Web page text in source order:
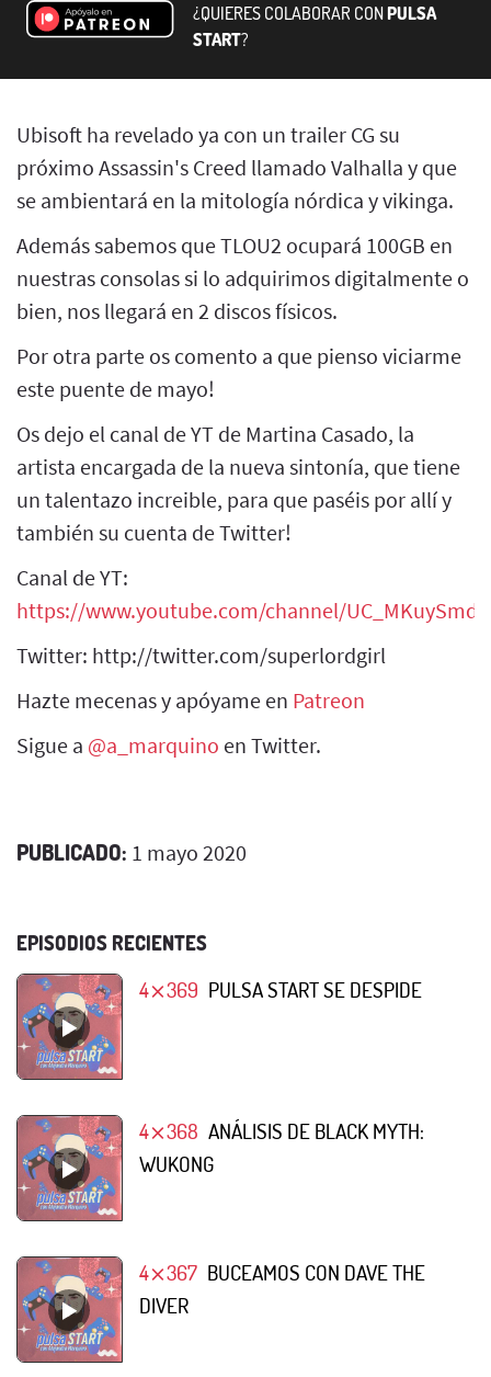
¿QUIERES COLABORAR CONPULSA
START?
Ubisoft ha revelado ya con un trailer CG su
próximo Assassin's Creed llamado Valhalla y que
se ambientará en la mitología nórdica y vikinga.
Además sabemos que TLOU2 ocupará 100GB en
nuestras consolas si lo adquirimos digitalmente o
bien, nos llegará en 2 discos físicos.
Por otra parte os comento a que pienso viciarme
este puente de mayo!
Os dejo el canal de YT de Martina Casado, la
artista encargada de la nueva sintonía, que tiene
un talentazo increible, para que paséis por allí y
también su cuenta de Twitter!
Canal de YT:
https://www.youtube.com/channel/
Twitter: http://twitter.com/superlordgirl
Hazte mecenas y apóyame en Patreon
Sigue a @a_marquino en Twitter.
PUBLICADO: 1 mayo 2020
EPISODIOS RECIENTES
4⨯369 PULSA START SE DESPIDE
4⨯368 ANÁLISIS DE BLACK MYTH:
WUKONG
4⨯367 BUCEAMOS CON DAVE THE
DIVER